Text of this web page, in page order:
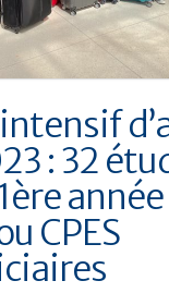
: 32
CPES